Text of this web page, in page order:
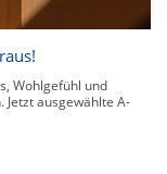
Wohlgefühl und
ausgewählte A-